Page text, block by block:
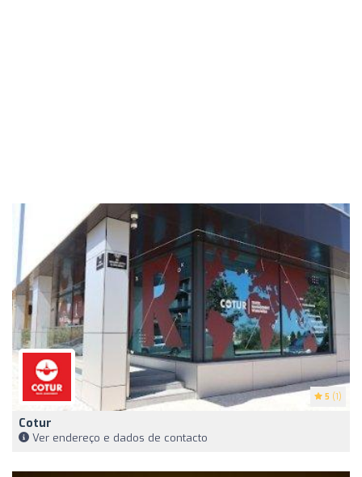
5 (1)
Cotur
Ver endereço e dados de contacto